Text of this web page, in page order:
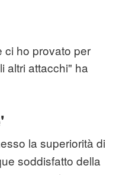
ci ho provato per
altri attacchi" ha
la superiorità di
soddisfatto della